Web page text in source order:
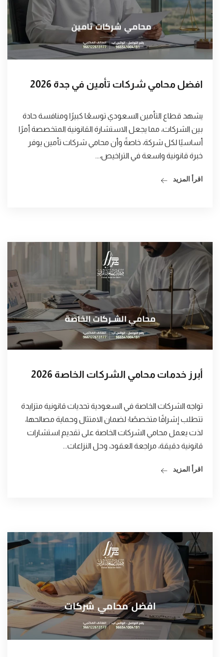
افضل محامي شركات تأمين في جدة 2026
يشهد قطاع التأمين السعودي توسعًا كبيرًا ومنافسة حادة
بين الشركات، مما يجعل الاستشارة القانونية المتخصصة أمرًا
أساسيًا لكل شركة، خاصةً وأن محامي شركات تأمين يوفر
خبرة قانونية واسعة في التراخيص،...
اقرأ المزيد
أبرز خدمات محامي الشركات الخاصة 2026
تواجه الشركات الخاصة في السعودية تحديات قانونية متزايدة
تتطلب إشرافًا متخصصًا؛ لضمان الامتثال وحماية مصالحها،
لذت يعمل محامي الشركات الخاصة على تقديم استشارات
قانونية دقيقة، مراجعة العقود، وحل النزاعات...
اقرأ المزيد